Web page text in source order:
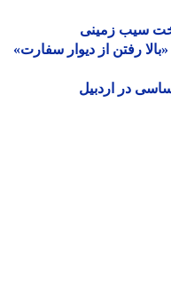
سیب زمینی
رفتن از دیوار سفارت»